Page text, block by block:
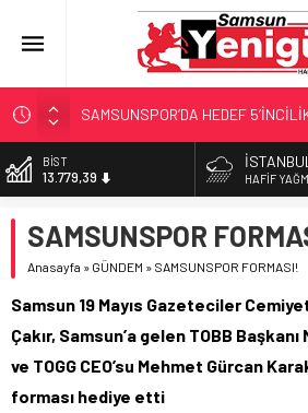
SAMSUNSPOR’DA HEDEF
‘BAFRA’YA YATIRIM YAPIN!’
İŞTE FINDIK FİYATI!
GERİ SAYIM BAŞLADI
BİST
13.779,39
47,7111
EURO
6.660,55
İSTANBUL
HAFIF
SAMSUNSPOR
Anasayfa » GÜNDEM » SAMSUNSPOR FORMASI!
Samsun 19 Mayıs Gazeteciler
Çakır, Samsun’a gelen TOBB
ve TOGG CEO’su Mehmet Gürcan
forması hediye etti